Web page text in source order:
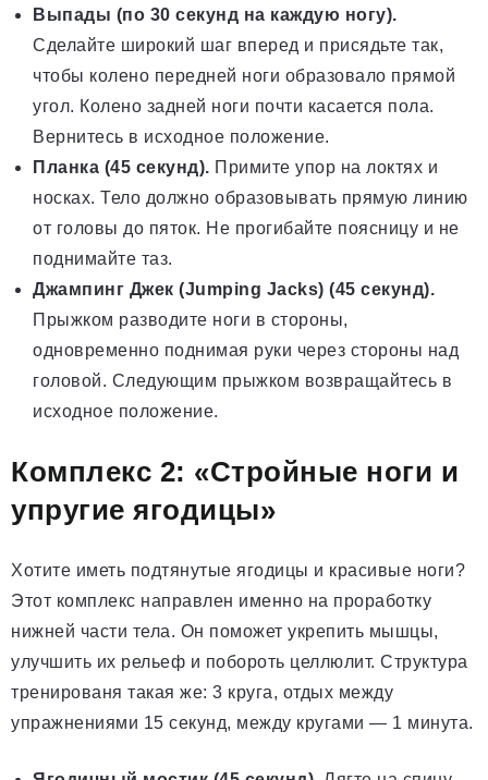
Выпады (по 30 секунд на каждую ногу).
Сделайте широкий шаг вперед и присядьте так,
чтобы колено передней ноги образовало прямой
угол. Колено задней ноги почти касается пола.
Вернитесь в исходное положение.
Планка (45 секунд). Примите упор на локтях и
носках. Тело должно образовывать прямую линию
от головы до пяток. Не прогибайте поясницу и не
поднимайте таз.
Джампинг Джек (Jumping Jacks) (45 секунд).
Прыжком разводите ноги в стороны,
одновременно поднимая руки через стороны над
головой. Следующим прыжком возвращайтесь в
исходное положение.
Комплекс 2: «Стройные ноги и
упругие ягодицы»
Хотите иметь подтянутые ягодицы и красивые ноги?
Этот комплекс направлен именно на проработку
нижней части тела. Он поможет укрепить мышцы,
улучшить их рельеф и побороть целлюлит. Структура
тренированя такая же: 3 круга, отдых между
упражнениями 15 секунд, между кругами — 1 минута.